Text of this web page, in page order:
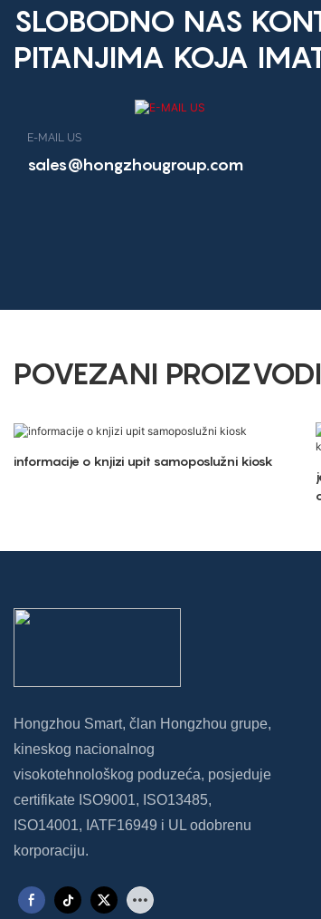
SLOBODNO NAS
PITANJIMA KOJA
E-MAIL US
sales@hongzhougroup.com
POVEZANI PROIZVODI
informacije o knjizi upit samoposlužni kiosk
Hongzhou Smart, član Hongzhou grupe,
kineskog nacionalnog
visokotehnološkog poduzeća, posjeduje
certifikate ISO9001, ISO13485,
ISO14001, IATF16949 i UL odobrenu
korporaciju.